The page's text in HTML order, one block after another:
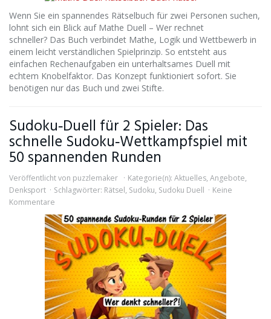
Wenn Sie ein spannendes Rätselbuch für zwei Personen suchen,
lohnt sich ein Blick auf Mathe Duell – Wer rechnet
schneller? Das Buch verbindet Mathe, Logik und Wettbewerb in
einem leicht verständlichen Spielprinzip. So entsteht aus
einfachen Rechenaufgaben ein unterhaltsames Duell mit
echtem Knobelfaktor. Das Konzept funktioniert sofort. Sie
benötigen nur das Buch und zwei Stifte.
Sudoku‑Duell für 2 Spieler: Das
schnelle Sudoku‑Wettkampfspiel mit
50 spannenden Runden
Veröffentlicht von puzzlemaker Kategorie(n): Aktuelles, Angebote,
Denksport
Schlagwörter: Rätsel, Sudoku, Sudoku Duell
Keine
Kommentare